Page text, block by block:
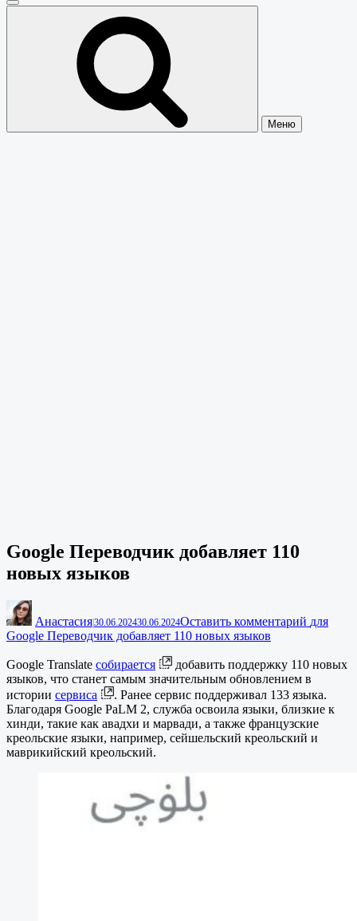
Меню
Google Переводчик добавляет 110
новых языков
Анастасия30.06.202430.06.2024Оставить комментарий для
Google Переводчик добавляет 110 новых языков
Google Translate собирается
добавить поддержку 110 новых
языков, что станет самым значительным обновлением в
истории сервиса
. Ранее сервис поддерживал 133 языка.
Благодаря Google PaLM 2, служба освоила языки, близкие к
хинди, такие как авадхи и марвади, а также французские
креольские языки, например, сейшельский креольский и
маврикийский креольский.